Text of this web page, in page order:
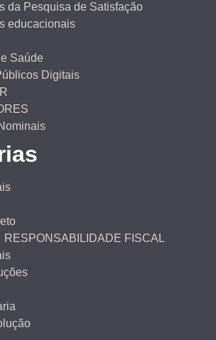
da Pesquisa de Satisfação
educacionais
Saúde
Digitais
RESPONSABILIDADE FISCAL